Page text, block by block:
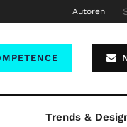
Autoren
Trends &